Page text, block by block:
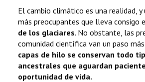
El cambio climático es una realidad,
más preocupantes que lleva consigo
de los glaciares. No obstante, las
comunidad científica van un paso
capas de hilo se conservan todo
ancestrales que aguardan
oportunidad de vida.